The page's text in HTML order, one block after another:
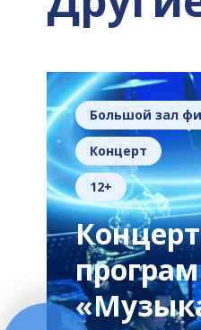
Большой зал
Концерт
12+